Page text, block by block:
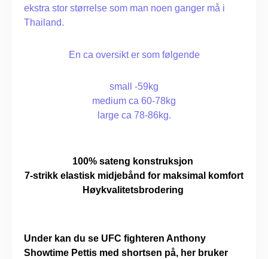
ekstra stor størrelse som man noen ganger må i
Thailand.
En ca oversikt er som følgende
small -59kg
medium ca 60-78kg
large ca 78-86kg.
100% sateng konstruksjon
7-strikk elastisk midjebånd for maksimal komfort
Høykvalitetsbrodering
Under kan du se UFC fighteren Anthony
Showtime Pettis med shortsen på, her bruker